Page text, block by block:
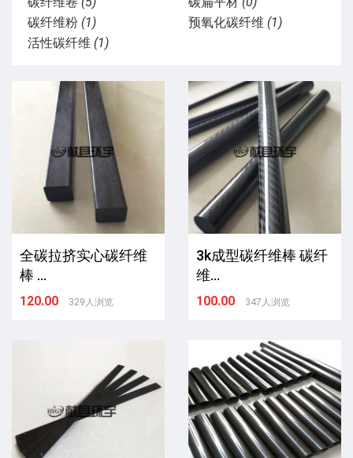
碳纤维粉 (1) 预氧化碳纤维 (1)
活性碳纤维 (1)
全碳拉挤实心碳纤维
棒 ...
120.00 329人浏览
3k成型碳纤维棒 碳纤
维...
100.00 347人浏览